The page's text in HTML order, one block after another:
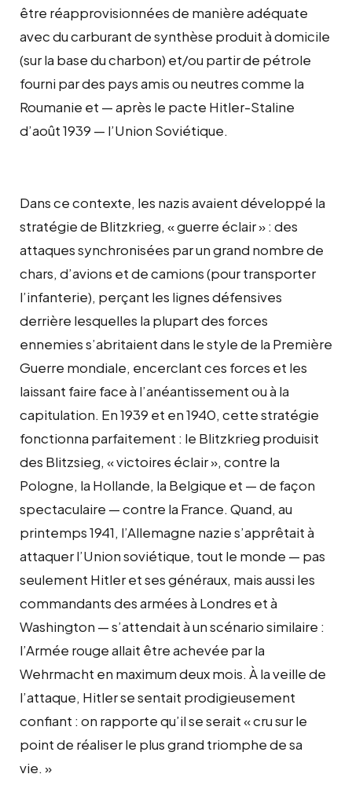
être réapprovisionnées de manière adéquate
avec du carburant de synthèse produit à domicile
(sur la base du charbon) et/ou partir de pétrole
fourni par des pays amis ou neutres comme la
Roumanie et — après le pacte Hitler-Staline
d’août 1939 — l’Union Soviétique.
Dans ce contexte, les nazis avaient développé la
stratégie de Blitzkrieg, « guerre éclair » : des
attaques synchronisées par un grand nombre de
chars, d’avions et de camions (pour transporter
l’infanterie), perçant les lignes défensives
derrière lesquelles la plupart des forces
ennemies s’abritaient dans le style de la Première
Guerre mondiale, encerclant ces forces et les
laissant faire face à l’anéantissement ou à la
capitulation. En 1939 et en 1940, cette stratégie
fonctionna parfaitement : le Blitzkrieg produisit
des Blitzsieg, « victoires éclair », contre la
Pologne, la Hollande, la Belgique et — de façon
spectaculaire — contre la France. Quand, au
printemps 1941, l’Allemagne nazie s’apprêtait à
attaquer l’Union soviétique, tout le monde — pas
seulement Hitler et ses généraux, mais aussi les
commandants des armées à Londres et à
Washington — s’attendait à un scénario similaire :
l’Armée rouge allait être achevée par la
Wehrmacht en maximum deux mois. À la veille de
l’attaque, Hitler se sentait prodigieusement
confiant : on rapporte qu’il se serait « cru sur le
point de réaliser le plus grand triomphe de sa
vie. »